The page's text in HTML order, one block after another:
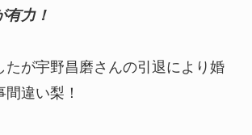
有力！
たが宇野昌磨さんの引退により婚
違い梨！